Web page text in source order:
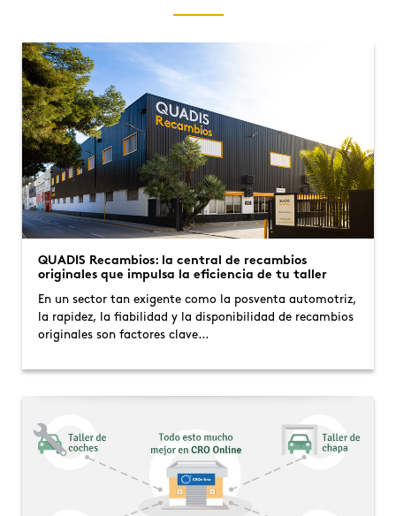
QUADIS Recambios: la central de recambios
originales que impulsa la eficiencia de tu taller
En un sector tan exigente como la posventa automotriz,
la rapidez, la fiabilidad y la disponibilidad de recambios
originales son factores clave…